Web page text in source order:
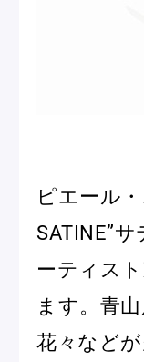
ピエール
SATINE”
ーティス
ます。青
花々など